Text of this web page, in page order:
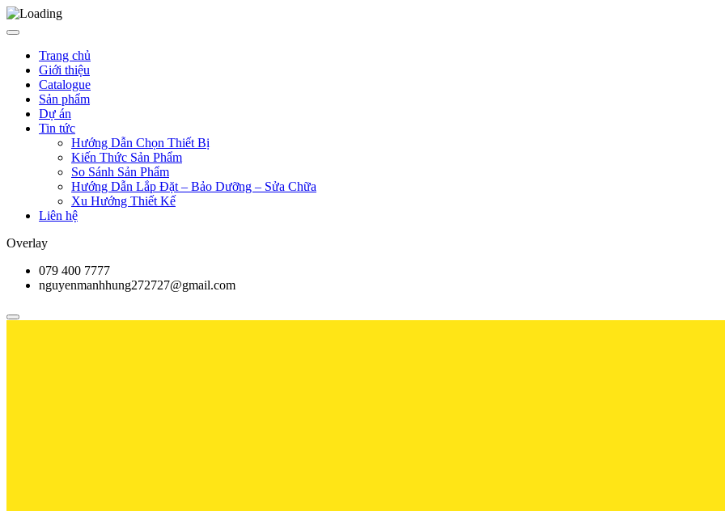
Trang chủ
Giới thiệu
Catalogue
Sản phẩm
Dự án
Tin tức
Hướng Dẫn Chọn Thiết Bị
Kiến Thức Sản Phẩm
So Sánh Sản Phẩm
Hướng Dẫn Lắp Đặt – Bảo Dưỡng – Sửa Chữa
Xu Hướng Thiết Kế
Liên hệ
Overlay
079 400 7777
nguyenmanhhung272727@gmail.com